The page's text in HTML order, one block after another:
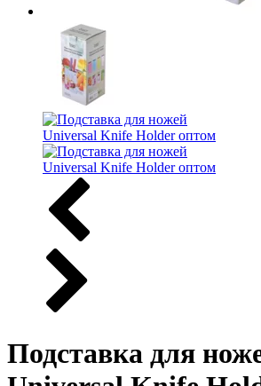
Подставка для